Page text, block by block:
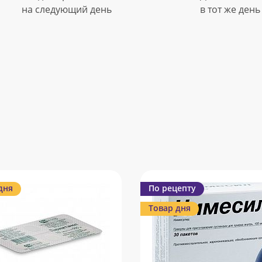
на следующий день
в тот же день
По рецепту
Товар дня